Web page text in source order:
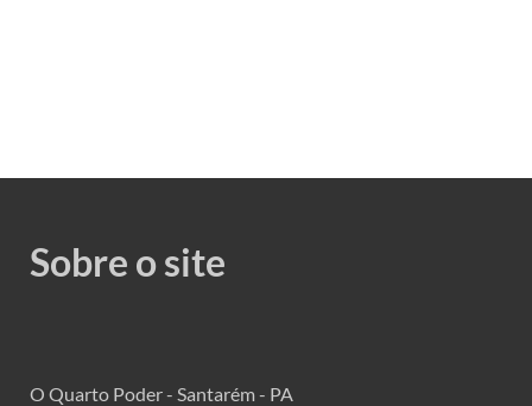
Sobre o site
O Quarto Poder - Santarém - PA